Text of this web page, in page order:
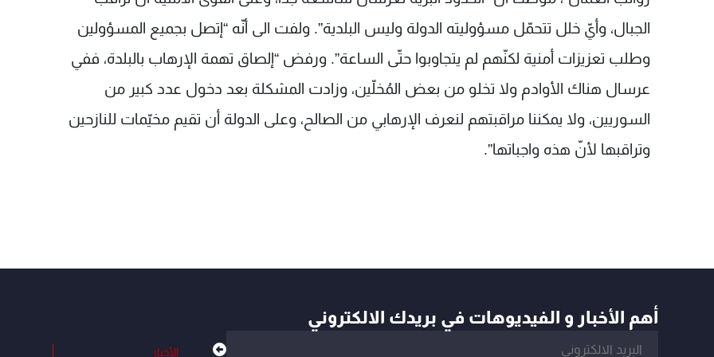
الجبال، وأيّ خلل تتحمّل مسؤوليته الدولة وليس البلدية”. ولفت الى أنّه “إتصل بجميع المسؤولين
وطلب تعزيزات أمنية لكنّهم لم يتجاوبوا حتّى الساعة”. ورفض “إلصاق تهمة الإرهاب بالبلدة، ففي
عرسال هناك الأوادم ولا تخلو من بعض المُخلّين، وزادت المشكلة بعد دخول عدد كبير من
السوريين، ولا يمكننا مراقبتهم لنعرف الإرهابي من الصالح، وعلى الدولة أن تقيم مخيّمات للنازحين
وتراقبها لأنّ هذه واجباتها”.
أهم الأخبار و الفيديوهات في بريدك الالكتروني
الأخبار